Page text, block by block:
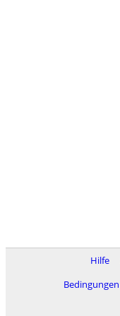
Hilfe
Bedingungen